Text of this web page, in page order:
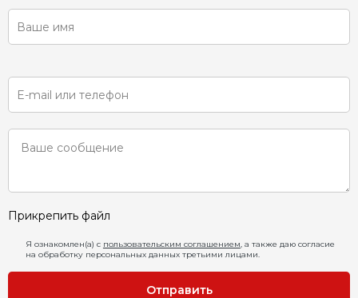
Прикрепить файл
Я ознакомлен(а) с пользовательским соглашением, а также даю согласие
на обработку персональных данных третьими лицами.
Отправить